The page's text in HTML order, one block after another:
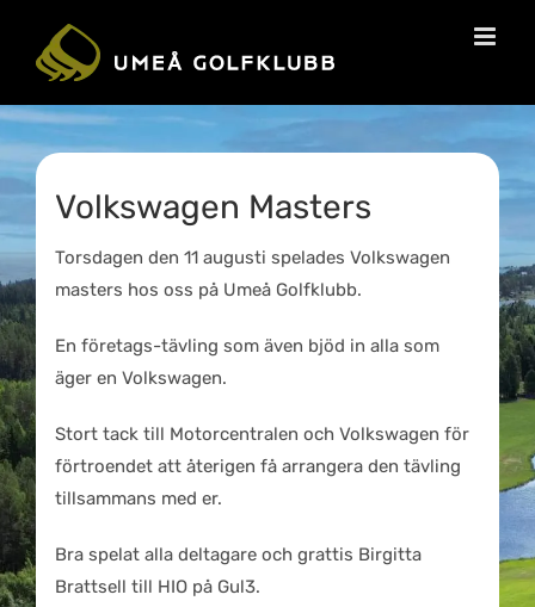
Volkswagen Masters
Torsdagen den 11 augusti spelades Volkswagen
masters hos oss på Umeå Golfklubb.
En företags-tävling som även bjöd in alla som
äger en Volkswagen.
Stort tack till Motorcentralen och Volkswagen för
förtroendet att återigen få arrangera den tävling
tillsammans med er.
Bra spelat alla deltagare och grattis Birgitta
Brattsell till HIO på Gul3.